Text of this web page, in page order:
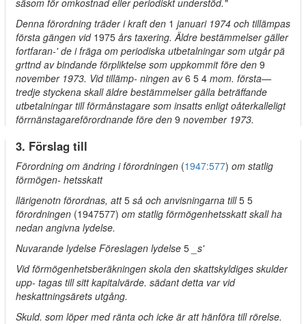
säsom för omkostnad eller periodiskt understöd."
Denna förordning träder i kraft den 1 januari 1974 och tillämpas
första gängen vid 1975 års taxering. Äldre bestämmelser gäller
fortfaran-' de i fräga om periodiska utbetalningar som utgår pä
grttnd av bindande förpliktelse som uppkommit före den 9
november 1973. Vid tillämp- ningen av6 5 4 mom. första—
tredje styckena skall äldre bestämmelser gälla beträffande
utbetalningar till förmånstagare som insatts enligt oåterkalleligt
förrnänstagareförordnande före den 9 november 1973.
3. Förslag till
Förordning om ändring i förordningen (1947:577) om statlig
förmögen- hetsskatt
llärigenotn förordnas, att5 så och anvisningarna till5 5
förordningen (1947577) om statlig förmögenhetsskatt skall ha
nedan angivna lydelse.
Nuvarande lydelse Föreslagen lydelse 5 _s'
Vid förmögenhetsberäkningen skola den skattskyldiges skulder
upp- tagas till sitt kapitalvärde. sädant detta var vid
heskattningsärets utgång.
Skuld. som löper med ränta och icke är att hänföra till rörelse.